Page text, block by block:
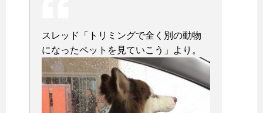
スレッド「トリミングで全く別の動物
になったペットを見ていこう 」より。